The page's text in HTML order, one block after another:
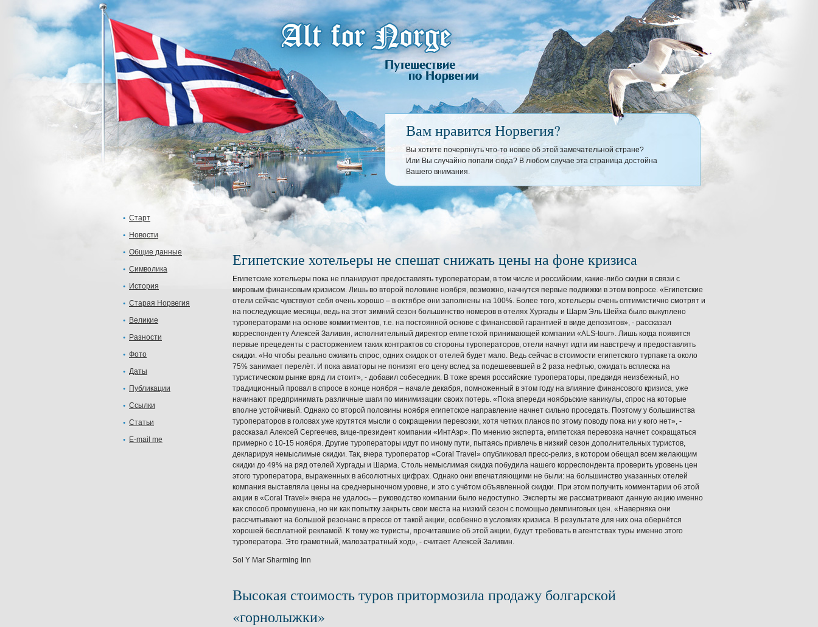
Вам нравится Норвегия?
Вы хотите почерпнуть что-то новое об этой замечательной стране?
Или Вы случайно попали сюда? В любом случае эта страница достойна
Вашего внимания.
Старт
Новости
Общие данные
Символика
История
Старая Норвегия
Великие
Разности
Фото
Даты
Публикации
Ссылки
Статьи
E-mail me
Египетские хотельеры не спешат снижать цены на фоне кризиса
Египетские хотельеры пока не планируют предоставлять туроператорам, в том числе и российским, какие-либо скидки в связи с
мировым финансовым кризисом. Лишь во второй половине ноября, возможно, начнутся первые подвижки в этом вопросе. «Египетские
отели сейчас чувствуют себя очень хорошо – в октябре они заполнены на 100%. Более того, хотельеры очень оптимистично смотрят и
на последующие месяцы, ведь на этот зимний сезон большинство номеров в отелях Хургады и Шарм Эль Шейха было выкуплено
туроператорами на основе коммитментов, т.е. на постоянной основе с финансовой гарантией в виде депозитов», - рассказал
корреспонденту Алексей Заливин, исполнительный директор египетской принимающей компании «ALS-tour». Лишь когда появятся
первые прецеденты с расторжением таких контрактов со стороны туроператоров, отели начнут идти им навстречу и предоставлять
скидки. «Но чтобы реально оживить спрос, одних скидок от отелей будет мало. Ведь сейчас в стоимости египетского турпакета около
75% занимает перелёт. И пока авиаторы не понизят его цену вслед за подешевевшей в 2 раза нефтью, ожидать всплеска на
туристическом рынке вряд ли стоит», - добавил собеседник. В тоже время российские туроператоры, предвидя неизбежный, но
традиционный провал в спросе в конце ноября – начале декабря, помноженный в этом году на влияние финансового кризиса, уже
начинают предпринимать различные шаги по минимизации своих потерь. «Пока впереди ноябрьские каникулы, спрос на которые
вполне устойчивый. Однако со второй половины ноября египетское направление начнет сильно проседать. Поэтому у большинства
туроператоров в головах уже крутятся мысли о сокращении перевозки, хотя четких планов по этому поводу пока ни у кого нет», -
рассказал Алексей Сергеечев, вице-президент компании «ИнтАэр». По мнению эксперта, египетская перевозка начнет сокращаться
примерно с 10-15 ноября. Другие туроператоры идут по иному пути, пытаясь привлечь в низкий сезон дополнительных туристов,
декларируя немыслимые скидки. Так, вчера туроператор «Coral Travel» опубликовал пресс-релиз, в котором обещал всем желающим
скидки до 49% на ряд отелей Хургады и Шарма. Столь немыслимая скидка побудила нашего корреспондента проверить уровень цен
этого туроператора, выраженных в абсолютных цифрах. Однако они впечатляющими не были: на большинство указанных отелей
компания выставляла цены на среднерыночном уровне, и это с учётом объявленной скидки. При этом получить комментарии об этой
акции в «Coral Travel» вчера не удалось – руководство компании было недоступно. Эксперты же рассматривают данную акцию именно
как способ промоушена, но ни как попытку закрыть свои места на низкий сезон с помощью демпинговых цен. «Наверняка они
рассчитывают на большой резонанс в прессе от такой акции, особенно в условиях кризиса. В результате для них она обернётся
хорошей бесплатной рекламой. К тому же туристы, прочитавшие об этой акции, будут требовать в агентствах туры именно этого
туроператора. Это грамотный, малозатратный ход», - считает Алексей Заливин.
Sol Y Mar Sharming Inn
Высокая стоимость туров притормозила продажу болгарской
«горнолыжки»